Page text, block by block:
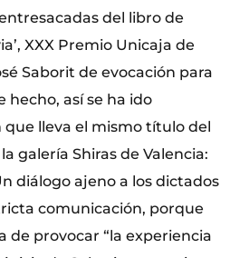
del libro de
XXX Premio Unicaja de
Saborit de evocación para
hecho, así se ha ido
lleva el mismo título del
galería Shiras de Valencia:
diálogo ajeno a los dictados
comunicación, porque
de provocar “la experiencia